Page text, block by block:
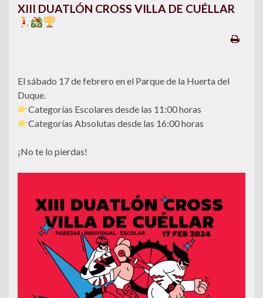
XIII DUATLÓN CROSS VILLA DE CUÉLLAR
El sábado 17 de febrero en el Parque de la Huerta del
Duque.
Categorías Escolares desde las 11:00 horas
Categorías Absolutas desde las 16:00 horas
¡No te lo pierdas!